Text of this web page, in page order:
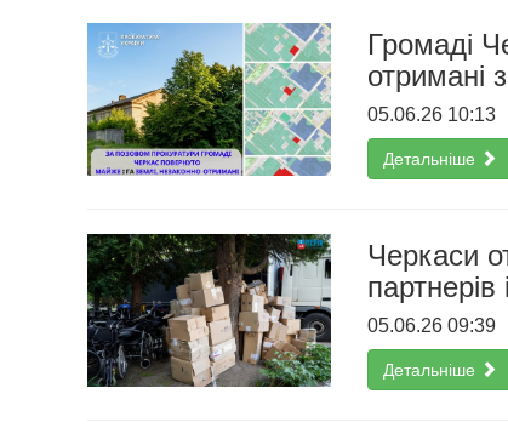
Громаді
отримані
05.06.26 10:13
Детальніше
Черкаси
партнерів
05.06.26 09:39
Детальніше